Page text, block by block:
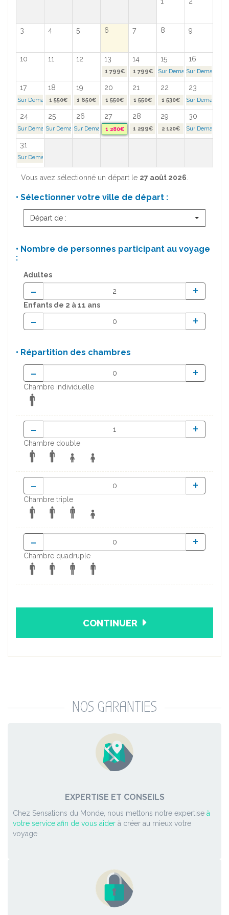
3 4 5 6 7 8 9
10 11 12 13 14 15 16
1 799€ 1 799€ Sur Demande >Sur Demande >
17 18 19 20 21 22 23
Sur Demande >1 550€ 1 650€ 1 550€ 1 550€ 1 530€ Sur Demande >
24 25 26 27 28 29 30
Sur Demande >Sur Demande >Sur Demande >1 280€ 1 299€ 2 120€ Sur Demande >
31
Sur Demande >
Vous avez sélectionné un départ le 27 août 2026.
• Sélectionner votre ville de départ :
Départ de :
• Nombre de personnes participant au voyage
:
Adultes
- +
Enfants de 2 à 11 ans
- +
• Répartition des chambres
- +
Chambre individuelle
- +
Chambre double
- +
Chambre triple
- +
Chambre quadruple
CONTINUER
NOS GARANTIES
EXPERTISE ET CONSEILS
Chez Sensations du Monde, nous mettons notre expertise à
votre service afin de vous aider à créer au mieux votre
voyage